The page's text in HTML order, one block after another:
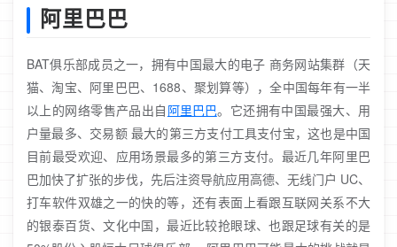
阿里巴巴
BAT俱乐部成员之一，拥有中国最大的电子 商务网站集群（天
猫、淘宝、阿里巴巴、1688、聚划算等），全中国每年有一半
以上的网络零售产品出自 阿里巴巴。它还拥有中国最强大、用
户量最多、交易额 最大的第三方支付工具支付宝，这也是中国
目前最受欢迎、应用场景最多的第三方支付。最近几年阿里巴
巴加快了扩张的步伐，先后注资导航应用高德、无线门户 UC、
打车软件双雄之一的快的等，还有表面上看跟互联网关系不大
的银泰百货、文化中国，最近比较抢眼球、也跟足球有关的是